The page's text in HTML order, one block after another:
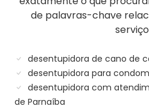
de palavras-chave
desentupidora de cano de
desentupidora para
desentupidora com
de Parnaíba